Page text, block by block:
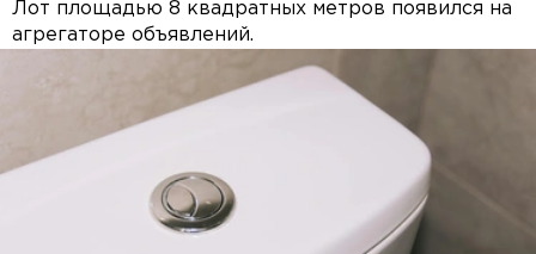
Лот площадью 8 квадратных метров появился на
агрегаторе объявлений.